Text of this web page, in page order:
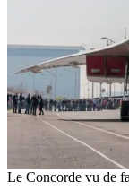
Le Concorde vu de